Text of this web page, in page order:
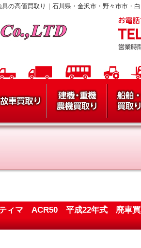
の高価買取り｜石川県・金沢市・野々市市・
ィマ ACR50 平成22年式 廃車